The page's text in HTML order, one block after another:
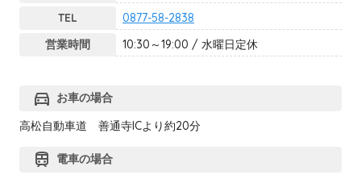
TEL
0877-58-2838
営業時間
10:30～19:00 / 水曜日定休
directions_car お車の場合
高松自動車道 善通寺ICより約20分
train
電車の場合